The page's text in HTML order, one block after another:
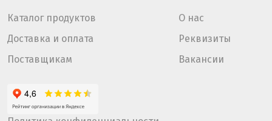
Каталог продуктов
Доставка и оплата
Поставщикам
О нас
Реквизиты
Вакансии